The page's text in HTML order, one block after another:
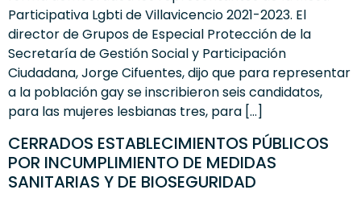
Participativa Lgbti de Villavicencio 2021-2023. El
director de Grupos de Especial Protección de la
Secretaría de Gestión Social y Participación
Ciudadana, Jorge Cifuentes, dijo que para representar
a la población gay se inscribieron seis candidatos,
para las mujeres lesbianas tres, para […]
CERRADOS ESTABLECIMIENTOS PÚBLICOS
POR INCUMPLIMIENTO DE MEDIDAS
SANITARIAS Y DE BIOSEGURIDAD